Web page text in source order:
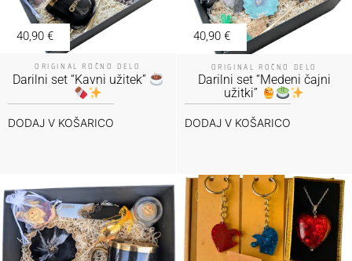
40,90€
ORIGINAL ROČNO DELO
Darilni set “Kavni užitek”
DODAJ V KOŠARICO
40,90 €
ORIGINAL ROČNO DELO
Darilni set “Medeni čajni
užitki”
DODAJ V KOŠARICO